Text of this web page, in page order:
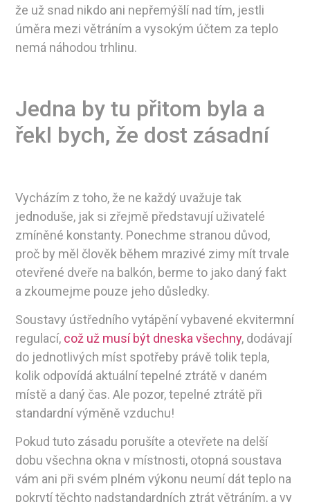
že už snad nikdo ani nepřemýšlí nad tím, jestli
úměra mezi větráním a vysokým účtem za teplo
nemá náhodou trhlinu.
Jedna by tu přitom byla a
řekl bych, že dost zásadní
Vycházím z toho, že ne každý uvažuje tak
jednoduše, jak si zřejmě představují uživatelé
zmíněné konstanty. Ponechme stranou důvod,
proč by měl člověk během mrazivé zimy mít trvale
otevřené dveře na balkón, berme to jako daný fakt
a zkoumejme pouze jeho důsledky.
Soustavy ústředního vytápění vybavené ekvitermní
regulací, což už musí být dneska všechny, dodávají
do jednotlivých míst spotřeby právě tolik tepla,
kolik odpovídá aktuální tepelné ztrátě v daném
místě a daný čas. Ale pozor, tepelné ztrátě při
standardní výměně vzduchu!
Pokud tuto zásadu porušíte a otevřete na delší
dobu všechna okna v místnosti, otopná soustava
vám ani při svém plném výkonu neumí dát teplo na
pokrytí těchto nadstandardních ztrát větráním, a vy